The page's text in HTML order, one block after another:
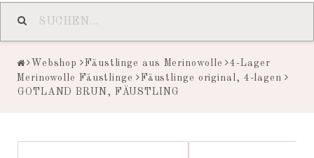
Webshop Fäustlinge aus Merinowolle
4-Lager
Merinowolle Fäustlinge
Fäustlinge original, 4-lagen
GOTLAND BRUN, FÄUSTLING